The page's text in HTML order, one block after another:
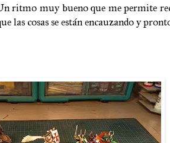
ritmo muy bueno que me permite
las cosas se están encauzando y